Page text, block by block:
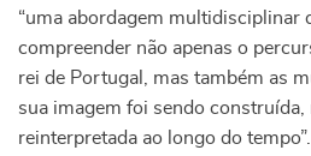
“uma abordagem multidisciplinar
compreender não apenas o
rei de Portugal, mas também as
sua imagem foi sendo construída,
reinterpretada ao longo do